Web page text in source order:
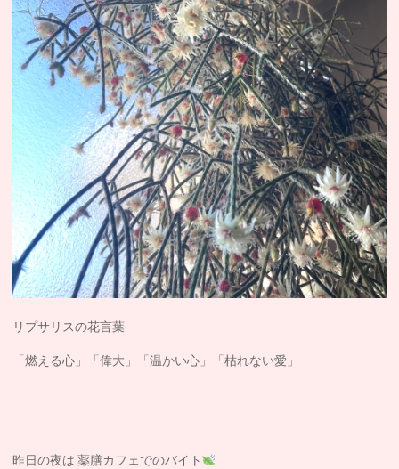
リプサリスの花言葉
「燃える心」「偉大」「温かい心」「枯れない愛」
昨日の夜は 薬膳カフェでのバイト